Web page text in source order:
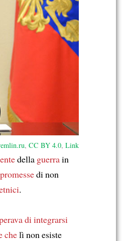
, CC BY 4.0, Link
della guerrain
di non
.
di integrarsi
chelì non esiste